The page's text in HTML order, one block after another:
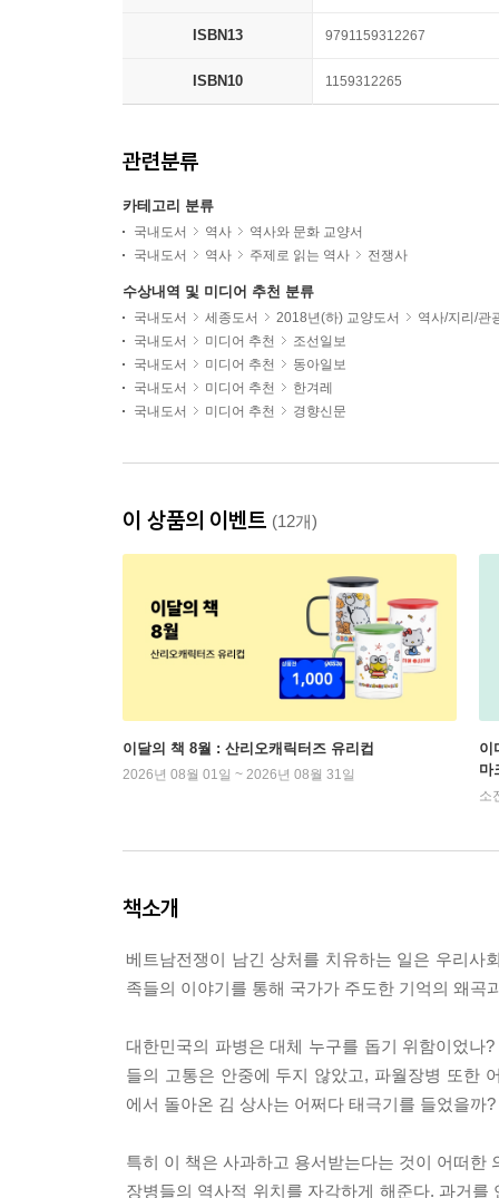
ISBN13 9791159312267
ISBN10 1159312265
관련분류
카테고리 분류
국내도서 역사
역사와 문화 교양서
국내도서
역사 주제로 읽는 역사 전쟁사
수상내역 및 미디어 추천 분류
국내도서 세종도서 2018년(하) 교양도서
역사/지리/관
국내도서
미디어 추천
조선일보
국내도서
미디어 추천
동아일보
국내도서
미디어 추천
한겨레
국내도서
미디어 추천 경향신문
이 상품의 이벤트 (12개)
이달의 책 8월 : 산리오캐릭터즈 유리컵
2026년 08월 01일 ~ 2026년 08월 31일
이
마
소
책소개
베트남전쟁이 남긴 상처를 치유하는 일은 우리사
족들의 이야기를 통해 국가가 주도한 기억의 왜곡
대한민국의 파병은 대체 누구를 돕기 위함이었나
들의 고통은 안중에 두지 않았고, 파월장병 또한
에서 돌아온 김 상사는 어쩌다 태극기를 들었을까?
특히 이 책은 사과하고 용서받는다는 것이 어떠
장병들의 역사적 위치를 자각하게 해준다. 과거